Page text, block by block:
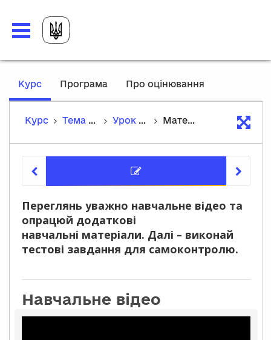
Курс,
Програма Про оцінювання
Курс Тема 4. Матеріальний і духовний світ європейського Середньовіччя Урок 23. Освіта, наукові дослідження та винаходи Середньовіччя Матеріали уроку
Переглянь уважно навчальне відео та
опрацюй додаткові
навчальні матеріали. Далі – виконай
тестові завдання для самоконтролю.
Навчальне відео